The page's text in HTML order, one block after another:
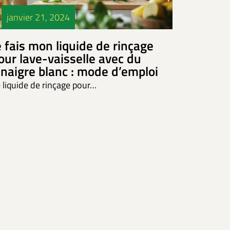
janvier 21, 2024
fais mon liquide de rinçage
lave-vaisselle avec du
blanc : mode d’emploi
liquide de rinçage pour…